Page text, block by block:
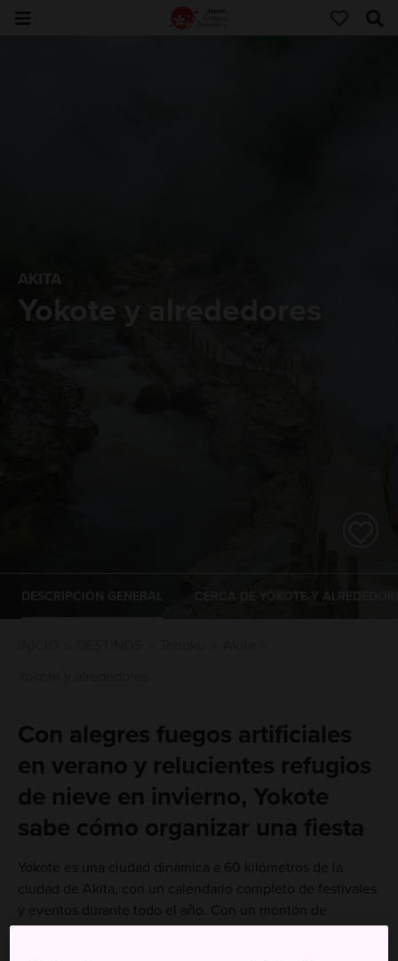
AKITA
Yokote y alrededores
CERCA DE YOKOTE Y
Con alegres fuegos artificiales
en verano y relucientes refugios
de nieve en invierno, Yokote
sabe cómo organizar una fiesta
Yokote es una ciudad dinámica a 60 kilómetros de la
ciudad de Akita, con un calendario completo de festivales
y eventos durante todo el año. Con un montón de
opciones para estar activo al aire libre, no faltan cosas que